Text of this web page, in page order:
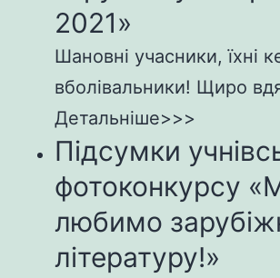
2021»
Шановні учасники, їхні
вболівальники! Щиро
Детальніше>>>
Підсумки
фотоконкурсу
любимо
літературу!»